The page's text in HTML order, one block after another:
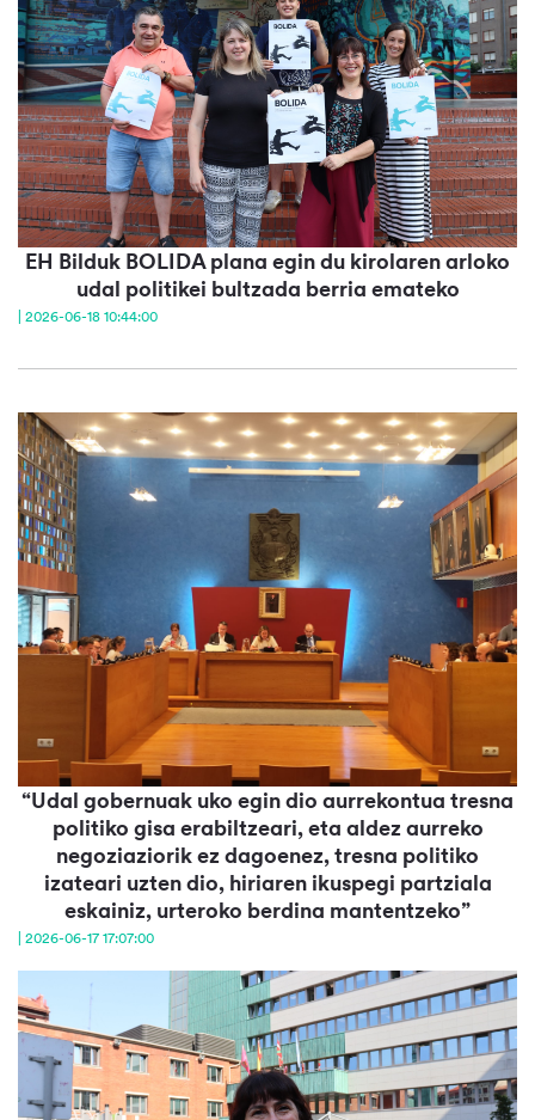
EH Bilduk BOLIDA plana egin du kirolaren arloko
udal politikei bultzada berria emateko
| 2026-06-18 10:44:00
“Udal gobernuak uko egin dio aurrekontua tresna
politiko gisa erabiltzeari, eta aldez aurreko
negoziaziorik ez dagoenez, tresna politiko
izateari uzten dio, hiriaren ikuspegi partziala
eskainiz, urteroko berdina mantentzeko”
| 2026-06-17 17:07:00